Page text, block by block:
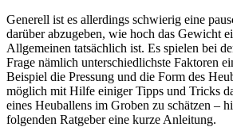
Generell ist es allerdings schwierig eine
darüber abzugeben, wie hoch das Gewicht
Allgemeinen tatsächlich ist. Es spielen bei
Frage nämlich unterschiedlichste Faktoren
Beispiel die Pressung und die Form des
möglich mit Hilfe einiger Tipps und Tricks
eines Heuballens im Groben zu schätzen –
folgenden Ratgeber eine kurze Anleitung.